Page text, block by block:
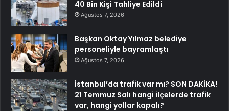
40 Bin Kişi Tahliye Edildi
Ağustos 7, 2026
Başkan Oktay Yılmaz belediye
personeliyle bayramlaştı
Ağustos 7, 2026
İstanbul’da trafik var mı? SON DAKİKA!
21 Temmuz Salı hangi ilçelerde trafik
var, hangi yollar kapalı?